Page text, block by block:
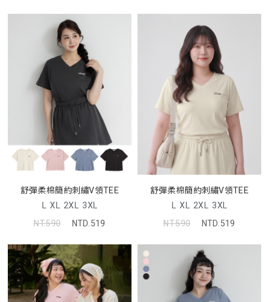
舒彈柔棉簡約刺繡V領TEE
L XL 2XL 3XL
NT.590
NTD.519
舒彈柔棉簡約刺繡V領TEE
L XL 2XL 3XL
NT.590
NTD.519